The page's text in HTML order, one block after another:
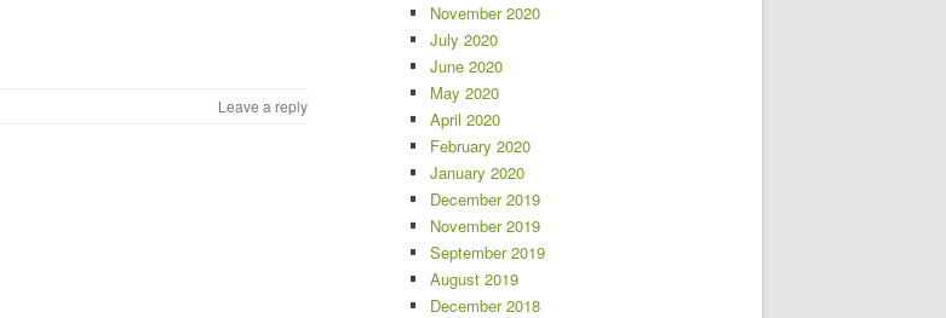
Leave a reply
November 2020
July 2020
June 2020
May 2020
April 2020
February 2020
January 2020
December 2019
November 2019
September 2019
August 2019
December 2018